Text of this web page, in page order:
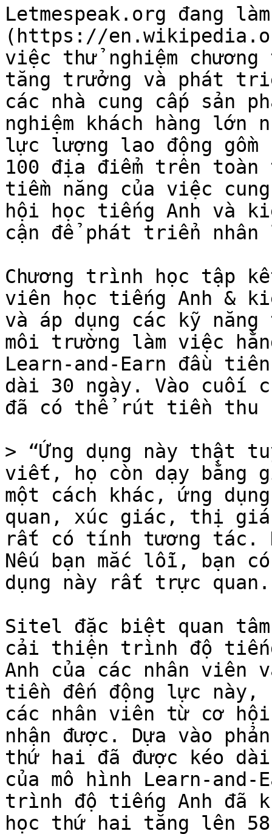
Letmespeak.org đang
(https://
việc thử nghiệm
tăng trưởng và phát
các nhà cung cấp sản
nghiệm khách hàng
lực lượng lao động
100 địa điểm trên
tiềm năng của việc
hội học tiếng Anh và
cận để phát triển
Chương trình học tập
viên học tiếng Anh &
và áp dụng các kỹ
môi trường làm việc
Learn-and-Earn đầu
dài 30 ngày. Vào cuối
đã có thể rút tiền thu
> “Ứng dụng này thật
viết, họ còn dạy bằng
một cách khác, ứng
quan, xúc giác, thị
rất có tính tương tác.
Nếu bạn mắc lỗi, bạn
dụng này rất trực
Sitel đặc biệt quan
cải thiện trình độ
Anh của các nhân viên
tiền đến động lực này,
các nhân viên từ cơ
nhận được. Dựa vào
thứ hai đã được kéo
của mô hình Learn-
trình độ tiếng Anh đã
học thứ hai tăng lên